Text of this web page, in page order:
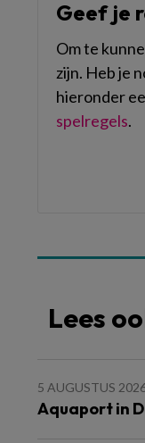
Geef je
Om te
zijn. Heb je
hieronder
spelregels.
Lees
5 AUGUSTUS
Aquaport in